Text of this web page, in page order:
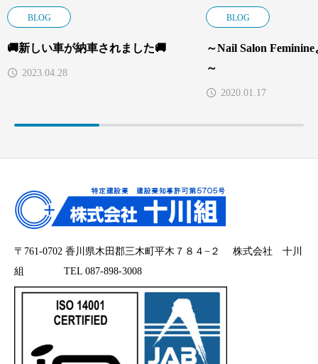
BLOG
🚚新しい車が納車されました🚚
2023.04.28
BLOG
～Nail Salon
～
2020.01.17
〒761-0702 香川県木田郡三木町平木７８４−２ 株式会社 十川
組 TEL 087-898-3008